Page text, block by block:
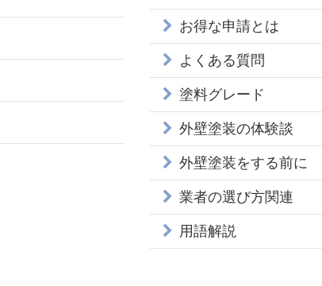
お得な申請とは
よくある質問
塗料グレード
外壁塗装の体験談
外壁塗装をする前に
業者の選び方関連
用語解説